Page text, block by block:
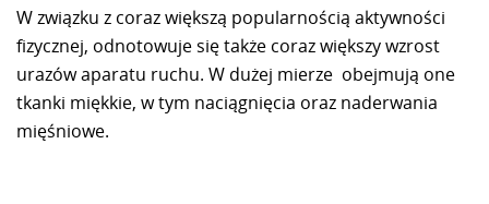
W związku z coraz większą popularnością aktywności
fizycznej, odnotowuje się także coraz większy wzrost
urazów aparatu ruchu. W dużej mierze obejmują one
tkanki miękkie, w tym naciągnięcia oraz naderwania
mięśniowe.